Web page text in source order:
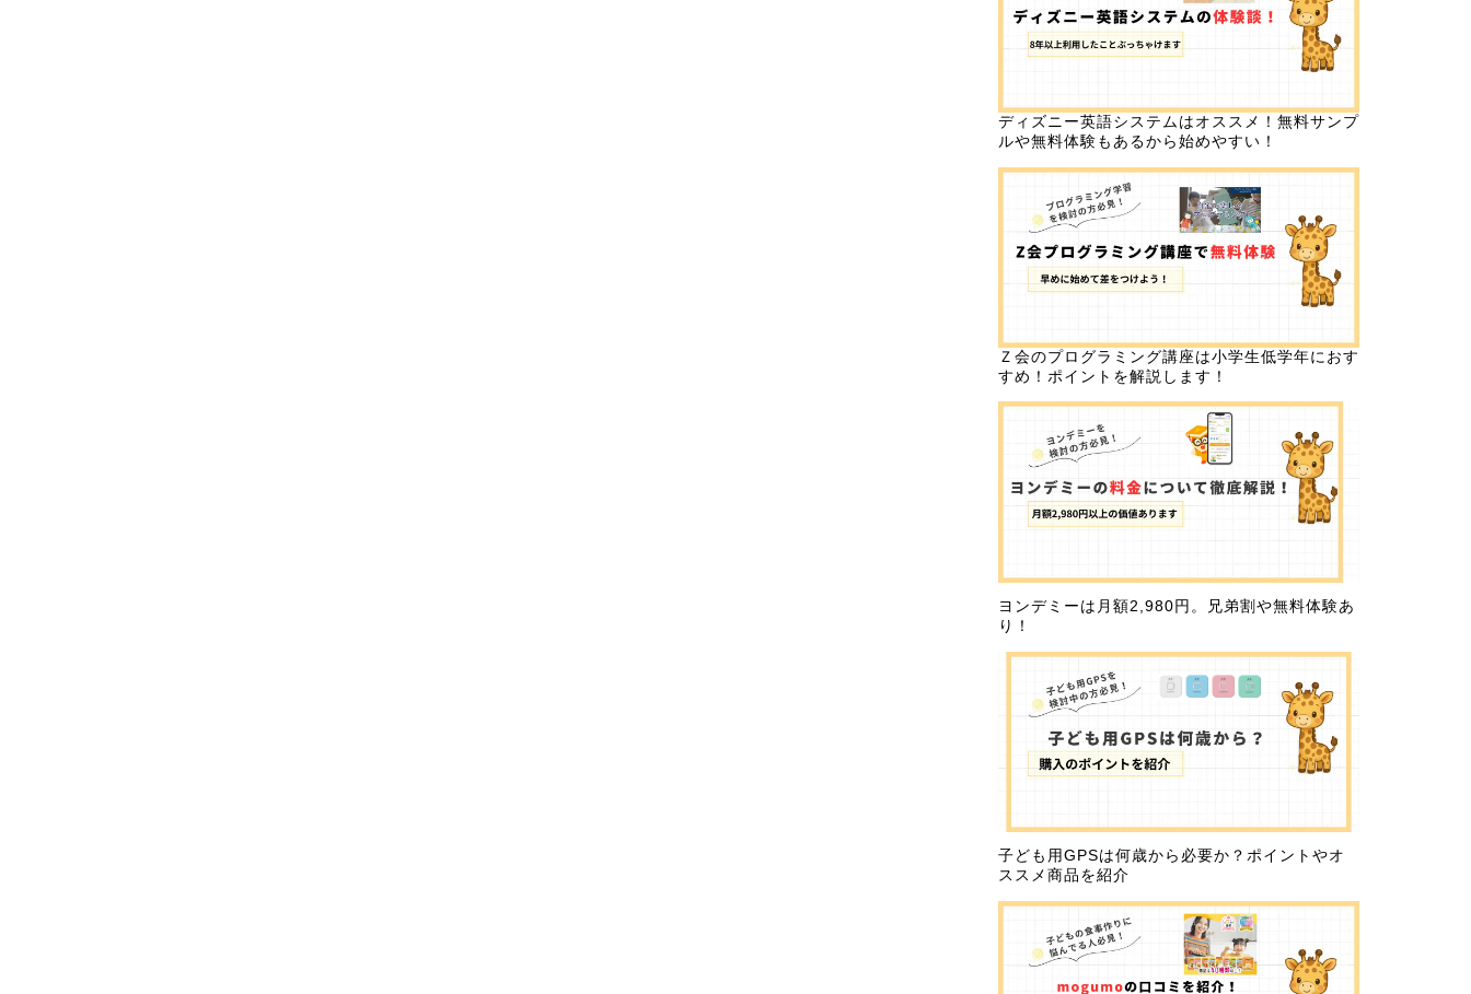
ディズニー英語システムはオススメ！無料サンプ
ルや無料体験もあるから始めやすい！
Ｚ会のプログラミング講座は小学生低学年におす
すめ！ポイントを解説します！
ヨンデミーは月額2,980円。兄弟割や無料体験あ
り！
子ども用GPSは何歳から必要か？ポイントやオ
ススメ商品を紹介